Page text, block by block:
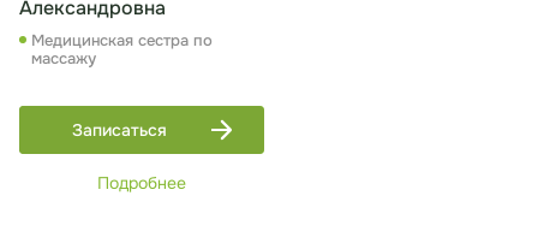
Александровна
Медицинская сестра по
массажу
Записаться
Подробнее